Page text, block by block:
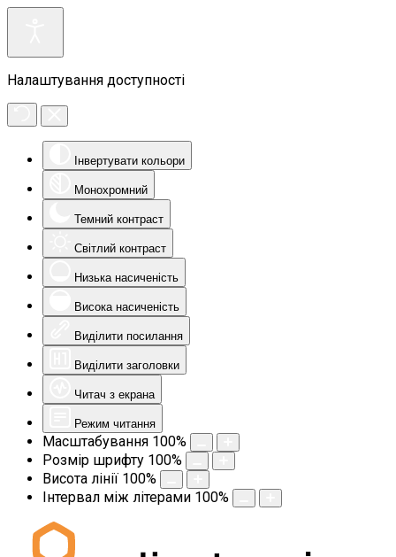
Налаштування доступності
Інвертувати кольори
Монохромний
Темний контраст
Світлий контраст
Низька насиченість
Висока насиченість
Виділити посилання
Виділити заголовки
Читач з екрана
Режим читання
Масштабування 100%
Розмір шрифту 100%
Висота лінії 100%
Інтервал між літерами 100%